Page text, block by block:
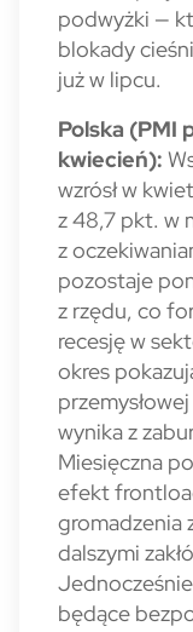
podwyżki —
blokady
już w lipcu.
Polska (PMI
kwiecień):
wzrósł w
z 48,7 pkt. w
z
pozostaje
z rzędu, co
recesję w
okres
wynika z
Miesięczna
efekt
gromadzenia
dalszymi
będące